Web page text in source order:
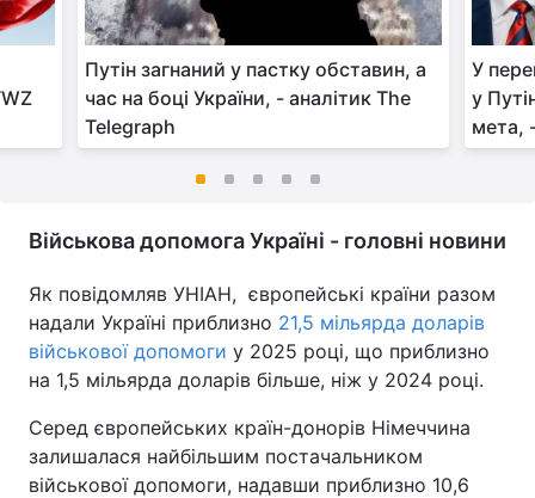
Путін загнаний у пастку обставин, а
час на боці України, - аналітик The
Telegraph
У
у
мета,
Військова допомога Україні - головні новини
Як повідомляв УНІАН, європейські країни разом
надали Україні приблизно 21,5 мільярда доларів
військової допомоги у 2025 році, що приблизно
на 1,5 мільярда доларів більше, ніж у 2024 році.
Серед європейських країн-донорів Німеччина
залишалася найбільшим постачальником
військової допомоги, надавши приблизно 10,6